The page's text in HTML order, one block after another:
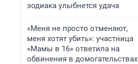
зодиака улыбнется удача
«Меня не просто отменяют,
меня хотят убить»: участница
«Мамы в 16» ответила на
обвинения в домогательствах